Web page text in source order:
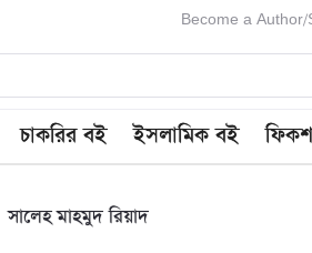
Become a Author/
চাকরির বই ইসলামিক বই
সালেহ মাহমুদ রিয়াদ